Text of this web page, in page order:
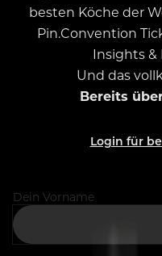
besten Köche der
Pin.Convention
Insights &
Und das
Bereits
Login für
Dein Vorname